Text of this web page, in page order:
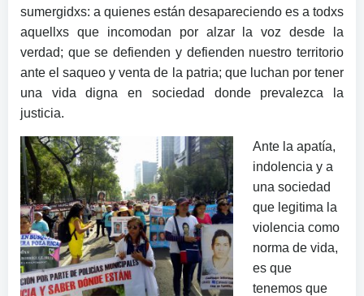
sumergidxs: a quienes están desapareciendo es a todxs
aquellxs que incomodan por alzar la voz desde la
verdad; que se defienden y defienden nuestro territorio
ante el saqueo y venta de la patria; que luchan por tener
una vida digna en sociedad donde prevalezca la
justicia.
Ante la apatía,
indolencia y a
una sociedad
que legitima la
violencia como
norma de vida,
es que
tenemos que